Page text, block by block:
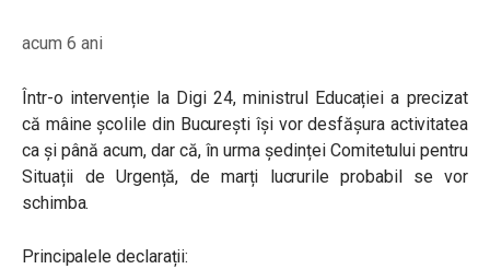
acum 6 ani
Într-o intervenție la Digi 24, ministrul Educației a precizat
că mâine școlile din București își vor desfășura activitatea
ca și până acum, dar că, în urma ședinței Comitetului pentru
Situații de Urgență, de marți lucrurile probabil se vor
schimba.
Principalele declarații: